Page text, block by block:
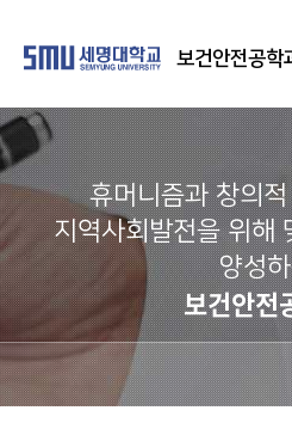
보건안전공학
휴머니즘과 창의
지역사회발전을 위해
양성
보건안전